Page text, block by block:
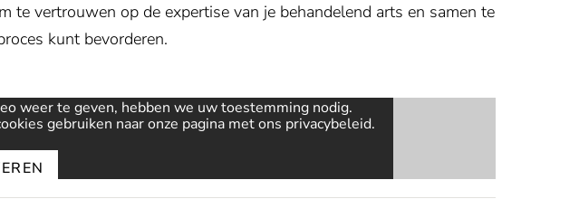
vertrouwen op de expertise van je behandelend arts en samen te
kunt bevorderen.
weer te geven, hebben we uw toestemming nodig.
gebruiken naar onze pagina met ons privacybeleid.